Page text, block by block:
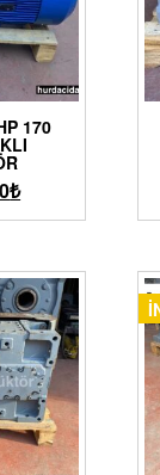
170
₺